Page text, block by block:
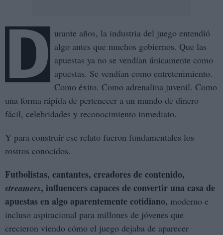
D urante años, la industria del juego entendió
algo antes que muchos gobiernos. Que las
apuestas ya no se vendían únicamente como
apuestas. Se vendían como entretenimiento.
Como éxito. Como adrenalina juvenil. Como
una forma rápida de pertenecer a un mundo de dinero
fácil, celebridades y reconocimiento inmediato.
Y para construir ese relato fueron fundamentales los
rostros conocidos.
Futbolistas, cantantes, creadores de contenido,
streamers, influencers capaces de convertir una casa de
apuestas en algo aparentemente cotidiano, moderno e
incluso aspiracional para millones de jóvenes que
crecieron viendo cómo el juego dejaba de aparecer